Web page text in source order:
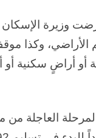
وزيرة الإسكان
الأراضي، وكذا
أو أراضٍ سكنية
العاجلة